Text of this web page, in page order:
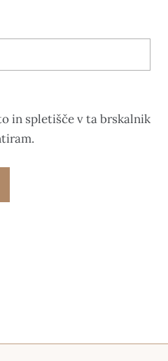
in spletišče v ta brskalnik